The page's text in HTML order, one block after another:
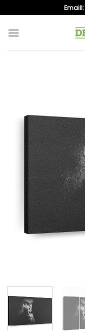
to
content
Emaill: